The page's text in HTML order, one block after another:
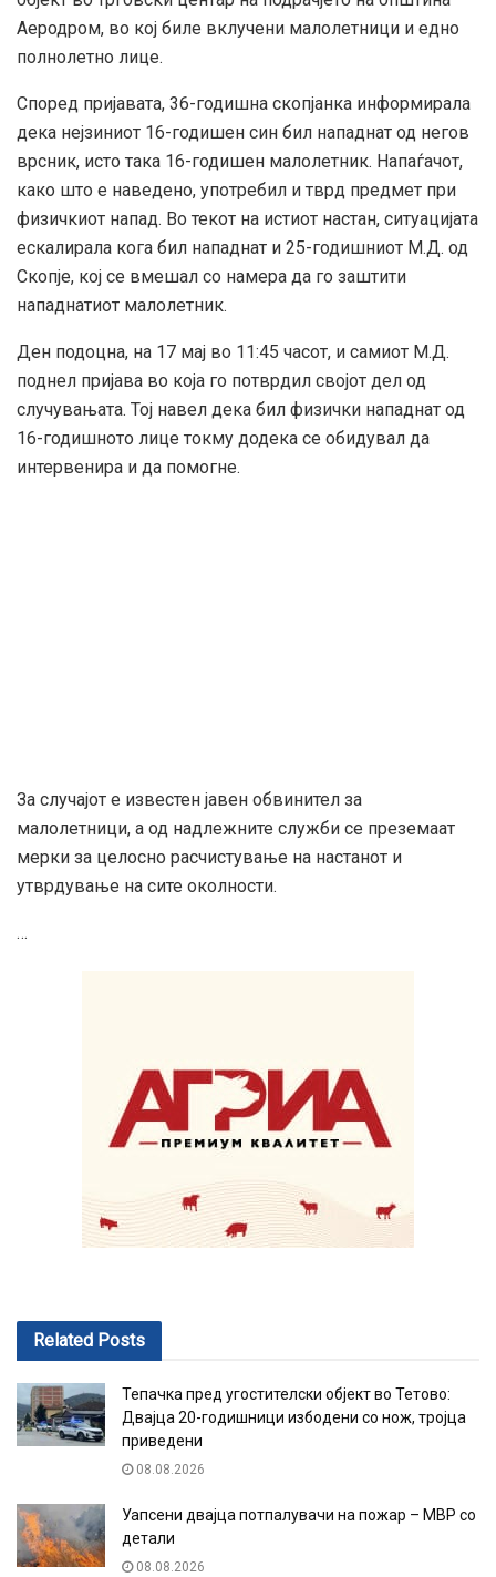
Аеродром, во кој биле вклучени малолетници и едно
полнолетно лице.
Според пријавата, 36-годишна скопјанка информирала
дека нејзиниот 16-годишен син бил нападнат од негов
врсник, исто така 16-годишен малолетник. Напаѓачот,
како што е наведено, употребил и тврд предмет при
физичкиот напад. Во текот на истиот настан, ситуацијата
ескалирала кога бил нападнат и 25-годишниот М.Д. од
Скопје, кој се вмешал со намера да го заштити
нападнатиот малолетник.
Ден подоцна, на 17 мај во 11:45 часот, и самиот М.Д.
поднел пријава во која го потврдил својот дел од
случувањата. Тој навел дека бил физички нападнат од
16-годишното лице токму додека се обидувал да
интервенира и да помогне.
За случајот е известен јавен обвинител за
малолетници, а од надлежните служби се преземаат
мерки за целосно расчистување на настанот и
утврдување на сите околности.
…
Related Posts
Тепачка пред угостителски објект во Тетово:
Двајца 20-годишници избодени со нож, тројца
приведени
08.08.2026
Уапсени двајца потпалувачи на пожар – МВР со
детали
08.08.2026